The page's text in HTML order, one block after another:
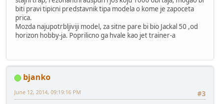
biti pravi tipicni predstavnik tipa modela o kome je zapoceta
prica.
Mozda najupotrbljiviji model, za sitne pare bi bio Jackal 50 ,od
horizon hobby-ja. Poprilicno ga hvale kao jet trainer-a
bjanko
#3
June 12, 2014, 09:19:16 PM